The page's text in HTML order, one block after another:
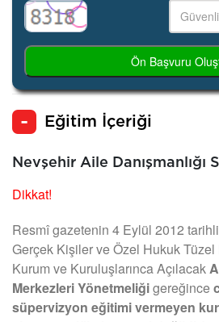
Ön Başvuru
Eğitim İçeriği
Nevşehir Aile Danışmanlığı
Dikkat!
Resmî gazetenin 4 Eylül 2012 tarihli
Gerçek Kişiler ve Özel Hukuk
Kurum ve Kuruluşlarınca Açılacak
Merkezleri Yönetmeliğigereğince
süpervizyon eğitimi vermeyen